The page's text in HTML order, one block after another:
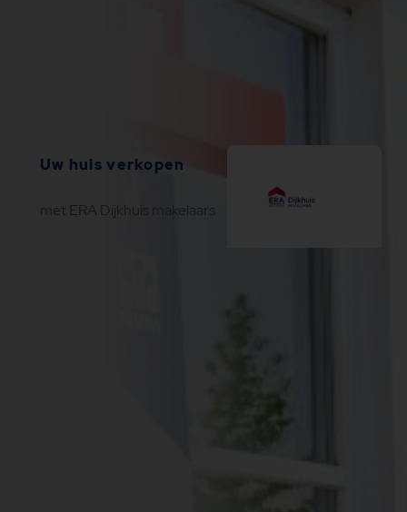
Uw huis verkopen
met ERA Dijkhuis makelaars